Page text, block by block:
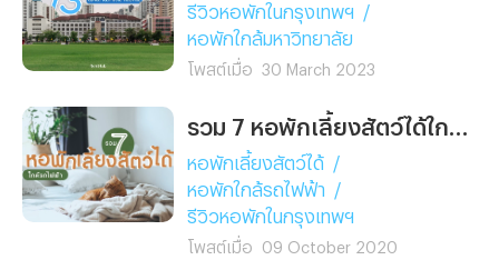
รีวิวหอพักในกรุงเทพฯ
/
หอพักใกล้มหาวิทยาลัย
โพสต์เมื่อ 30 March 2023
หอพักเลี้ยงสัตว์ได้
/
หอพักใกล้รถไฟฟ้า
/
รีวิวหอพักในกรุงเทพฯ
โพสต์เมื่อ 09 October 2020